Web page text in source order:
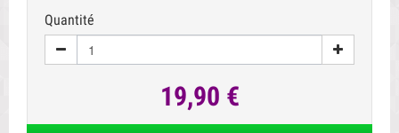
Quantité
19,90 €